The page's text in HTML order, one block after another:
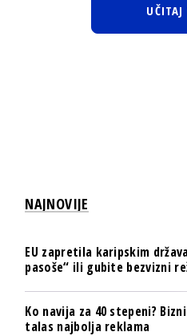
UČITAJ
NAJNOVIJE
EU zapretila karipskim
pasoše“ ili gubite bezvizni
Ko navija za 40 stepeni?
talas najbolja reklama